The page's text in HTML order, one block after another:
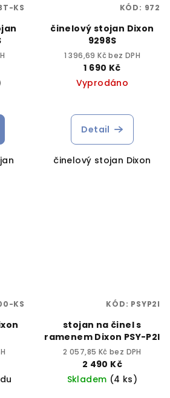
KS
činelový stojan Dixon
9298S
1 396,69 Kč bez DPH
1 690 Kč
Vyprodáno
Detail
činelový stojan Dixon
KÓD: 972
KS
stojan na činel s
ramenem Dixon PSY-P2I
2 057,85 Kč bez DPH
2 490 Kč
Skladem (4 ks)
KÓD: PSYP2I